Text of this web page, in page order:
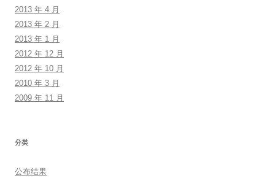
2013 年 4 月
2013 年 2 月
2013 年 1 月
2012 年 12 月
2012 年 10 月
2010 年 3 月
2009 年 11 月
分类
公布结果